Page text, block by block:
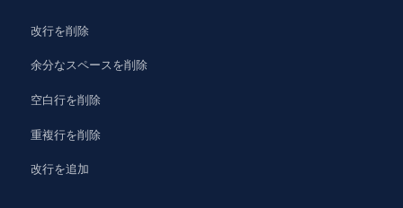
改行を削除
余分なスペースを削除
空白行を削除
重複行を削除
改行を追加